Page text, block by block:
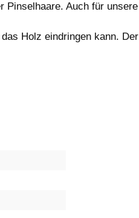
Pinselhaare. Auch für unsere
Holz eindringen kann. Der